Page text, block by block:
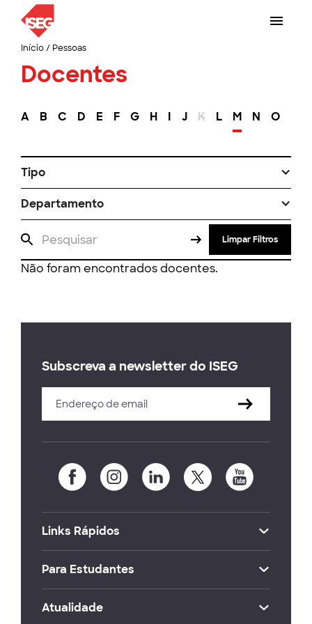
Início/ Pessoas
Docentes
A B C D E F G H I J K L M N O
Tipo
Departamento
Limpar Filtros
Não foram encontrados docentes.
Subscreva a newsletter do ISEG
Links Rápidos
Para Estudantes
Atualidade